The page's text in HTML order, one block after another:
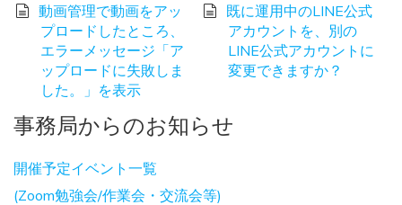
動画管理で動画をアッ
プロードしたところ、
エラーメッセージ「ア
ップロードに失敗しま
した。」を表示
既に運用中のLINE公式
アカウントを、別の
LINE公式アカウントに
変更できますか？
事務局からのお知らせ
開催予定イベント一覧
(Zoom勉強会/作業会・交流会等)